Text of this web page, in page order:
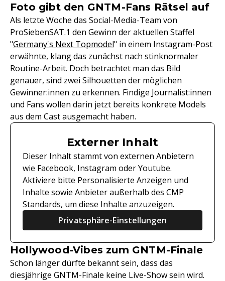
Foto gibt den GNTM-Fans Rätsel auf
Als letzte Woche das Social-Media-Team von
ProSiebenSAT.1 den Gewinn der aktuellen Staffel
"Germany's Next Topmodel" in einem Instagram-Post
erwähnte, klang das zunächst nach stinknormaler
Routine-Arbeit. Doch betrachtet man das Bild
genauer, sind zwei Silhouetten der möglichen
Gewinner:innen zu erkennen. Findige Journalist:innen
und Fans wollen darin jetzt bereits konkrete Models
aus dem Cast ausgemacht haben.
Externer Inhalt
Dieser Inhalt stammt von externen Anbietern
wie Facebook, Instagram oder Youtube.
Aktiviere bitte Personalisierte Anzeigen und
Inhalte sowie Anbieter außerhalb des CMP
Standards, um diese Inhalte anzuzeigen.
Privatsphäre-Einstellungen
Hollywood-Vibes zum GNTM-Finale
Schon länger dürfte bekannt sein, dass das
diesjährige GNTM-Finale keine Live-Show sein wird.